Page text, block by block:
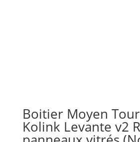
Boitier Moyen Tour
Kolink Levante v2